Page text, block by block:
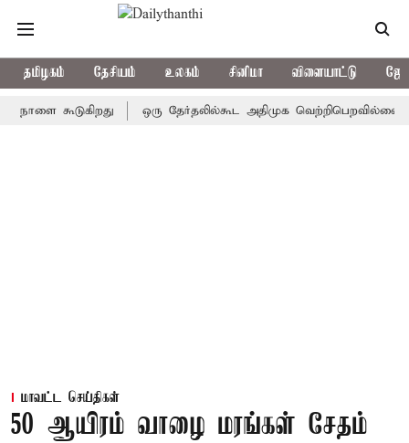
தமிழகம் தேசியம் உலகம் சினிமா விளையாட்டு
கூடுகிறது ஒரு தேர்தலில்கூட அதிமுக வெற்றிபெறவில்லை:
மாவட்ட செய்திகள்
50 ஆயிரம் வாழை மரங்கள் சேதம்